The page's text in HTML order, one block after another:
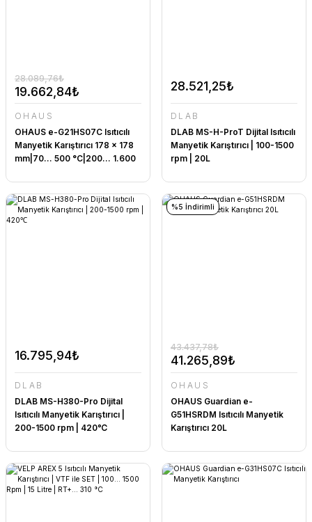
19.662,84₺
28.089,76₺
OHAUS
OHAUS e-G21HS07C Isıtıcılı
Manyetik Karıştırıcı 178 x 178
mm|70... 500 °C|200... 1.600
28.521,25₺
DLAB
DLAB MS-H-ProT Dijital Isıtıcılı
Manyetik Karıştırıcı | 100-1500
rpm | 20L
16.795,94₺
DLAB
DLAB MS-H380-Pro Dijital
Isıtıcılı Manyetik Karıştırıcı |
200-1500 rpm | 420℃
%5 İndirimli
41.265,89₺
43.437,78₺
OHAUS
OHAUS Guardian e-
G51HSRDM Isıtıcılı Manyetik
Karıştırıcı 20L